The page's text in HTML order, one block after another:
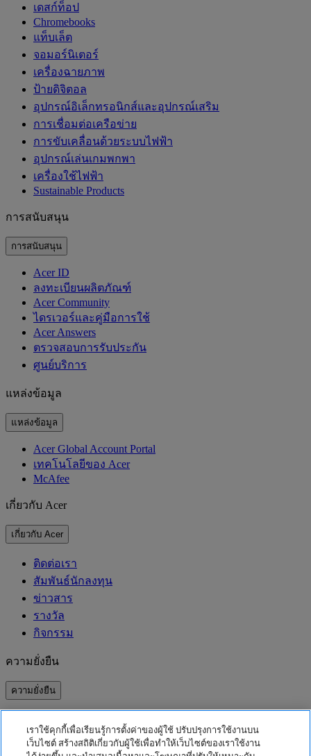
เดสก์ท็อป
Chromebooks
แท็บเล็ต
จอมอร์นิเตอร์
เครื่องฉายภาพ
ป้ายดิจิตอล
อุปกรณ์อิเล็กทรอนิกส์และอุปกรณ์เสริม
การเชื่อมต่อเครือข่าย
การขับเคลื่อนด้วยระบบไฟฟ้า
อุปกรณ์เล่นเกมพกพา
เครื่องใช้ไฟฟ้า
‌Sustainable Products
การสนับสนุน
การสนับสนุน
Acer ID
ลงทะเบียนผลิตภัณฑ์
Acer Community
ไดรเวอร์และคู่มือการใช้
Acer Answers
ตรวจสอบการรับประกัน
ศูนย์บริการ
แหล่งข้อมูล
แหล่งข้อมูล
Acer Global Account Portal
เทคโนโลยีของ Acer
McAfee
เกี่ยวกับ Acer
เกี่ยวกับ Acer
ติดต่อเรา
สัมพันธ์นักลงทุน
ข่าวสาร
รางวัล
กิจกรรม
ความยั่งยืน
ความยั่งยืน
คาร์บอนฟุตพริ้นท์ของผลิตภัณฑ์
Project Humanity
เราใช้คุกกี้เพื่อเรียนรู้การตั้งค่าของผู้ใช้ ปรับปรุงการใช้งานบน
เว็บไซต์ สร้างสถิติเกี่ยวกับผู้ใช้เพื่อทำให้เว็บไซต์ของเราใช้งาน